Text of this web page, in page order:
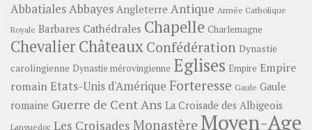
AbbatialesAbbayes Angleterre Antique Armée Catholique
Royale Barbares Cathédrales Chapelle Charlemagne
ChevalierChâteauxConfédération Dynastie
carolingienne Dynastie mérovingienne Eglises Empire Empire
romainEtats-Unis d'Amérique Forteresse Gaule Gaule
romaine Guerre de Cent Ans La Croisade des Albigeois
Languedoc Les Croisades Monastère Moyen-Age